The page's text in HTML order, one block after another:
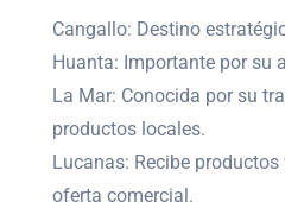
Cangallo: Destino
Huanta: Importante por su
La Mar: Conocida por su
productos locales.
Lucanas: Recibe
oferta comercial.